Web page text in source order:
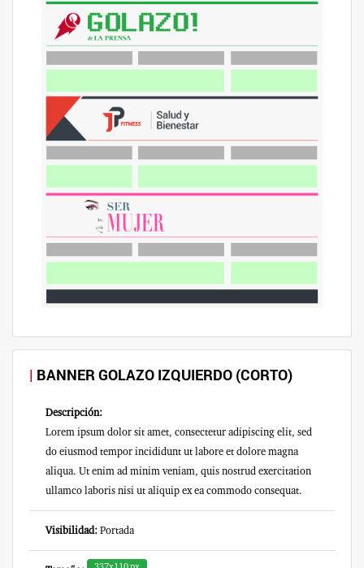
BANNER GOLAZO IZQUIERDO (CORTO)
Descripción:
Lorem ipsum dolor sit amet, consectetur adipiscing elit, sed
do eiusmod tempor incididunt ut labore et dolore magna
aliqua. Ut enim ad minim veniam, quis nostrud exercitation
ullamco laboris nisi ut aliquip ex ea commodo consequat.
Visibilidad: Portada